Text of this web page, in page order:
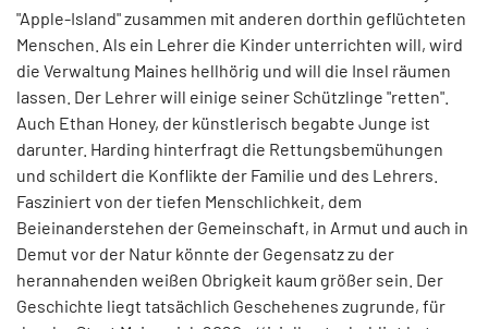
"Apple-Island" zusammen mit anderen dorthin geflüchteten
Menschen. Als ein Lehrer die Kinder unterrichten will, wird
die Verwaltung Maines hellhörig und will die Insel räumen
lassen. Der Lehrer will einige seiner Schützlinge "retten".
Auch Ethan Honey, der künstlerisch begabte Junge ist
darunter. Harding hinterfragt die Rettungsbemühungen
und schildert die Konflikte der Familie und des Lehrers.
Fasziniert von der tiefen Menschlichkeit, dem
Beieinanderstehen der Gemeinschaft, in Armut und auch in
Demut vor der Natur könnte der Gegensatz zu der
herannahenden weißen Obrigkeit kaum größer sein. Der
Geschichte liegt tatsächlich Geschehenes zugrunde, für